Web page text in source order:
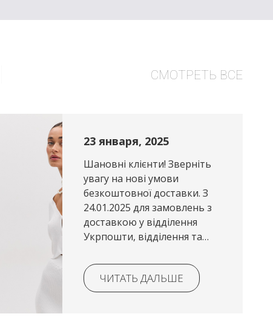
СМОТРЕТЬ ВСЕ
23 января, 2025
Шановні клієнти! Зверніть
увагу на нові умови
безкоштовної доставки. З
24.01.2025 для замовлень з
доставкою у відділення
Укрпошти, відділення та
безкоштовна доставка діє
при покупці на суму від 2000
грн. ВАЖЛИВО!...
ЧИТАТЬ ДАЛЬШЕ